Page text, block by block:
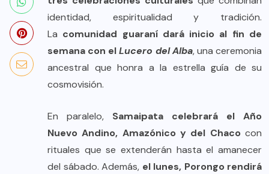
identidad, espiritualidad y tradición.
La comunidad guaraní dará inicio al fin de
semana con elLucero del Alba, una ceremonia
ancestral que honra a la estrella guía de su
cosmovisión.
En paralelo, Samaipata celebrará el Año
Nuevo Andino, Amazónico y del Chacocon
rituales que se extenderán hasta el amanecer
del sábado. Además, el lunes, Porongo rendirá